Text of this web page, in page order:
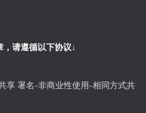
，请遵循以下协议↓
享 署名-非商业性使用-相同方式共